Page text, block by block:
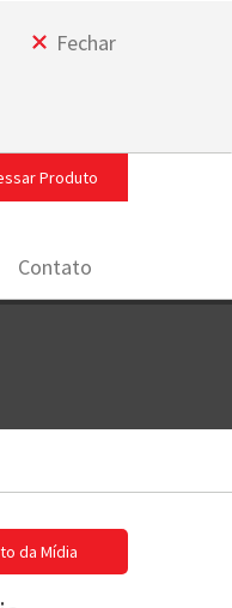
Fechar
Produto
Contato
da Mídia